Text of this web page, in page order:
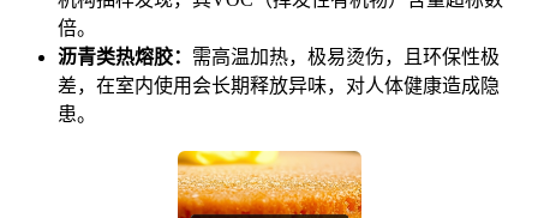
倍。
沥青类热熔胶： 需高温加热，极易烫伤，且环保性极
差，在室内使用会长期释放异味，对人体健康造成隐
患。